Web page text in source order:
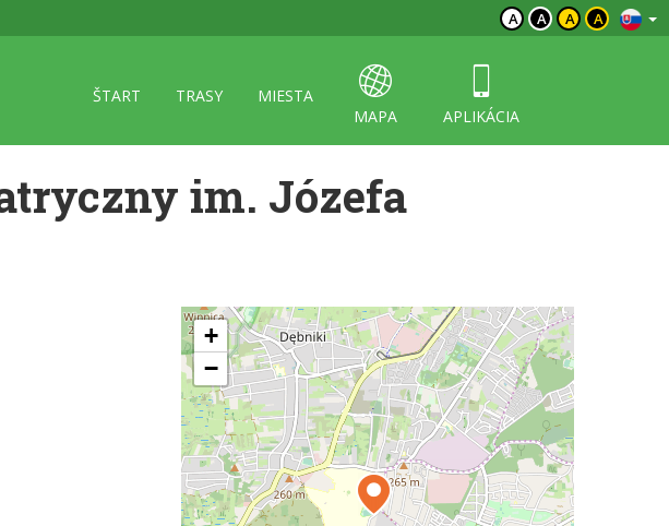
A A A A
ŠTART TRASY
MIESTA
MAPA
APLIKÁCIA
im. Józefa
+
−